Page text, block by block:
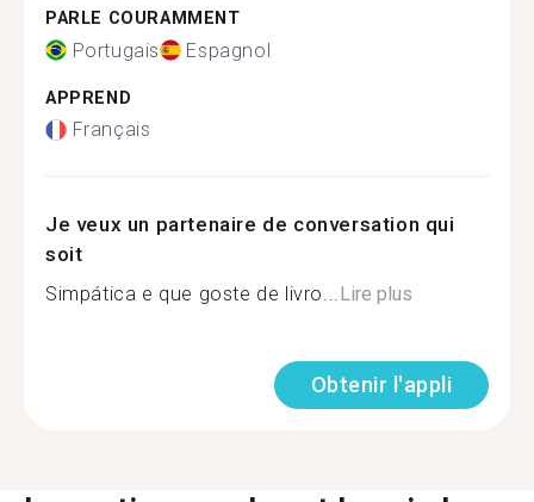
PARLE COURAMMENT
Portugais Espagnol
APPREND
Français
Je veux un partenaire de conversation qui
soit
Simpática e que goste de livro...Lire plus
Obtenir l'appli